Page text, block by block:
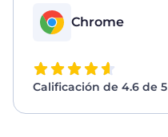
Chrome
Calificación de 4.6 de 5